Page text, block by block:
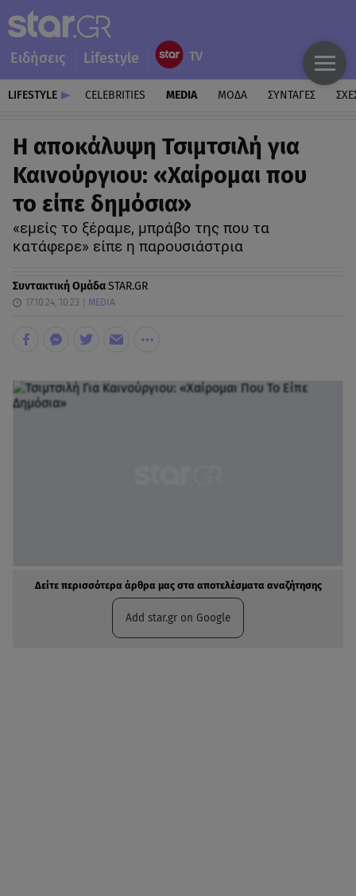
Ειδήσεις Lifestyle
LIFESTYLE CELEBRITIES MEDIA ΜΟΔΑ ΣΥΝΤΑΓΕΣ
Η αποκάλυψη Τσιμτσιλή για
Καινούργιου: «Χαίρομαι που
το είπε δημόσια»
«εμείς το ξέραμε, μπράβο της που τα
κατάφερε» είπε η παρουσιάστρια
Συντακτική ΟμάδαSTAR.GR
17.10.24, 10:23 MEDIA
Δείτε περισσότερα άρθρα μας στα αποτελέσματα αναζήτησης
Add star.gr on Google